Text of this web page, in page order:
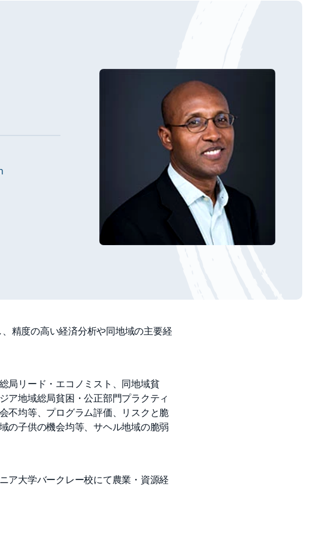
精度の高い経済分析や同地域の主要経
局リード・エコノミスト、同地域貧
ア地域総局貧困・公正部門プラクティ
不均等、プログラム評価、リスクと脆
の子供の機会均等、サヘル地域の脆弱
ア大学バークレー校にて農業・資源経